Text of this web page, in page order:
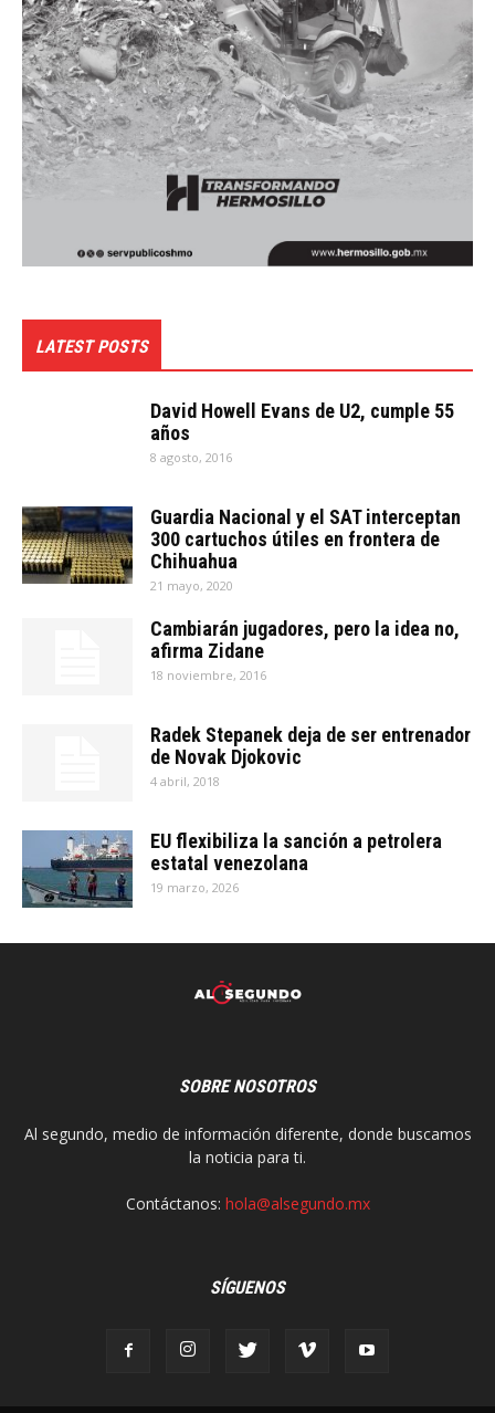
LATEST POSTS
David Howell Evans de U2, cumple 55
años
8 agosto, 2016
Guardia Nacional y el SAT interceptan
300 cartuchos útiles en frontera de
Chihuahua
21 mayo, 2020
Cambiarán jugadores, pero la idea no,
afirma Zidane
18 noviembre, 2016
Radek Stepanek deja de ser entrenador
de Novak Djokovic
4 abril, 2018
EU flexibiliza la sanción a petrolera
estatal venezolana
19 marzo, 2026
SOBRE NOSOTROS
Al segundo, medio de información diferente, donde buscamos
la noticia para ti.
Contáctanos: hola@alsegundo.mx
SÍGUENOS